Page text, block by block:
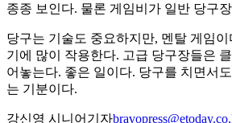
종종 보인다. 물론 게임비가 일반 당구
당구는 기술도 중요하지만, 멘탈 게임
기에 많이 작용한다. 고급 당구장들은
어놓는다. 좋은 일이다. 당구를 치면서
는 기분이다.
강신영 시니어기자